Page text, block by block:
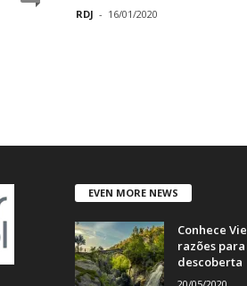
RDJ - 16/01/2020
EVEN MORE NEWS
Conhece
razões
descoberta